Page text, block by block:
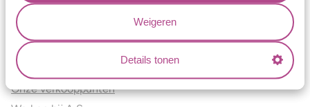
Weigeren
Details tonen
Oneindig veel mogelijkheden
Kwaliteit
Juweliers & Contact
Onze verkooppunten